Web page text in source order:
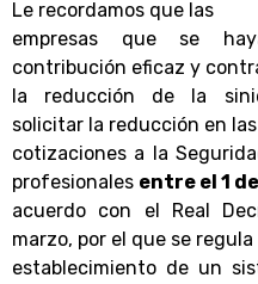
Le recordamos que las
empresas que se
contribución eficaz y
la reducción de la
solicitar la reducción en las
cotizaciones a la
profesionales entre el 1
acuerdo con el Real
marzo, por el que se regula
establecimiento de un